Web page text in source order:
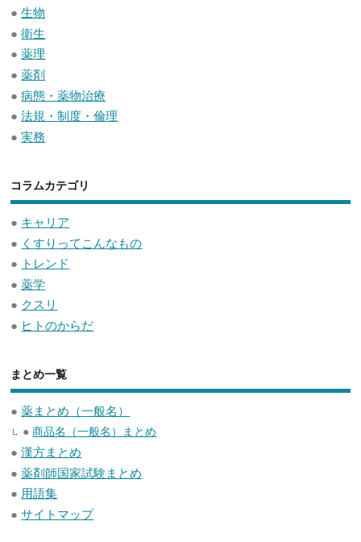
●生物
●衛生
●薬理
●薬剤
●病態・薬物治療
●法規・制度・倫理
●実務
コラムカテゴリ
● キャリア
● くすりってこんなもの
● トレンド
●薬学
● クスリ
● ヒトのからだ
まとめ一覧
●薬まとめ（一般名）
●商品名（一般名）まとめ
●漢方まとめ
●薬剤師国家試験まとめ
● 用語集
●サイトマップ